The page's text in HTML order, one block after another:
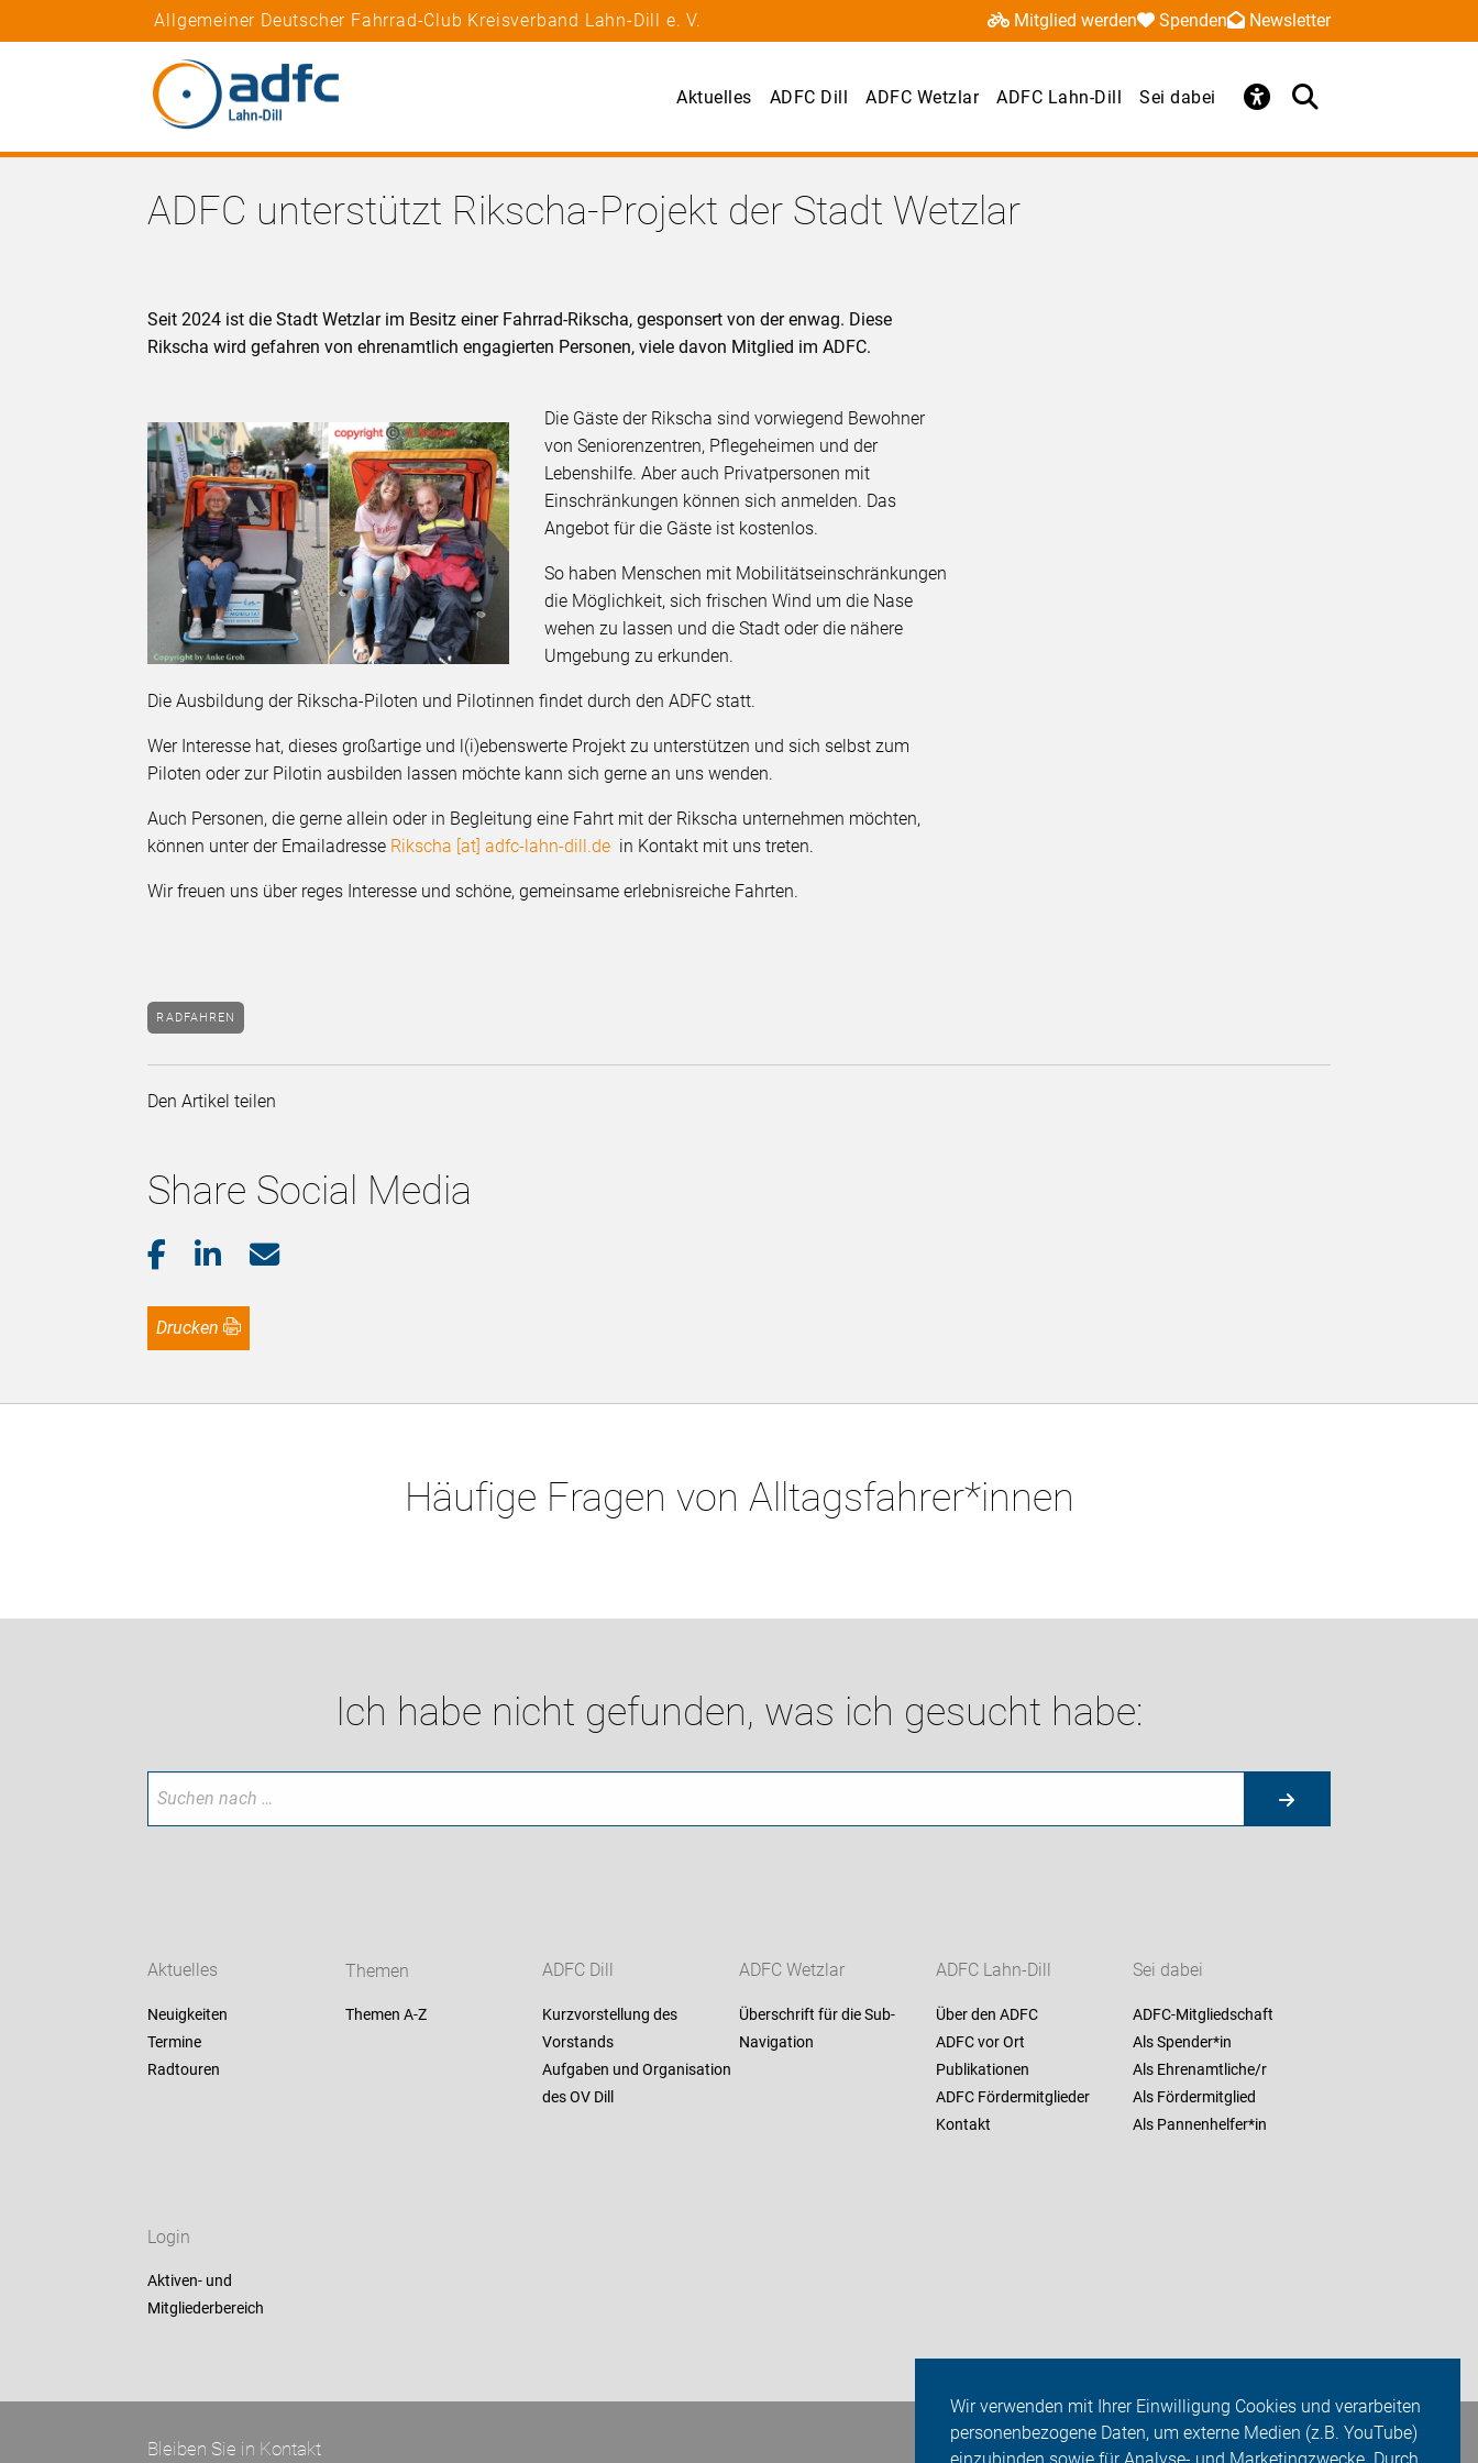
Wir verwenden mit Ihrer Einwilligung Cookies und verarbeiten
personenbezogene Daten, um externe Medien (z.B. YouTube)
Allgemeiner Deutscher Fahrrad-Club Kreisverband Lahn-Dill e. V. Mitglied werden Spenden Newsletter
Aktuelles ADFC Dill ADFC Wetzlar ADFC Lahn-Dill Sei dabei
ADFC unterstützt Rikscha-Projekt der Stadt Wetzlar
Seit 2024 ist die Stadt Wetzlar im Besitz einer Fahrrad-Rikscha, gesponsert von der enwag. Diese
Rikscha wird gefahren von ehrenamtlich engagierten Personen, viele davon Mitglied im ADFC.
Die Gäste der Rikscha sind vorwiegend Bewohner
von Seniorenzentren, Pflegeheimen und der
Lebenshilfe. Aber auch Privatpersonen mit
Einschränkungen können sich anmelden. Das
Angebot für die Gäste ist kostenlos.
So haben Menschen mit Mobilitätseinschränkungen
die Möglichkeit, sich frischen Wind um die Nase
wehen zu lassen und die Stadt oder die nähere
Umgebung zu erkunden.
Die Ausbildung der Rikscha-Piloten und Pilotinnen findet durch den ADFC statt.
Wer Interesse hat, dieses großartige und l(i)ebenswerte Projekt zu unterstützen und sich selbst zum
Piloten oder zur Pilotin ausbilden lassen möchte kann sich gerne an uns wenden.
Auch Personen, die gerne allein oder in Begleitung eine Fahrt mit der Rikscha unternehmen möchten,
können unter der Emailadresse Rikscha [at] adfc-lahn-dill.de in Kontakt mit uns treten.
Wir freuen uns über reges Interesse und schöne, gemeinsame erlebnisreiche Fahrten.
RADFAHREN
Den Artikel teilen
Share Social Media
Drucken
Häufige Fragen von Alltagsfahrer*innen
Ich habe nicht gefunden, was ich gesucht habe:
Aktuelles
Neuigkeiten
Termine
Radtouren
Themen
Themen A-Z
ADFC Dill
Kurzvorstellung des
Vorstands
Aufgaben und Organisation
des OV Dill
ADFC Wetzlar
Überschrift für die Sub-
Navigation
ADFC Lahn-Dill
Über den ADFC
ADFC vor Ort
Publikationen
ADFC Fördermitglieder
Kontakt
Sei dabei
ADFC-Mitgliedschaft
Als Spender*in
Als Ehrenamtliche/r
Als Fördermitglied
Als Pannenhelfer*in
Login
Aktiven- und
Mitgliederbereich
Bleiben Sie in Kontakt